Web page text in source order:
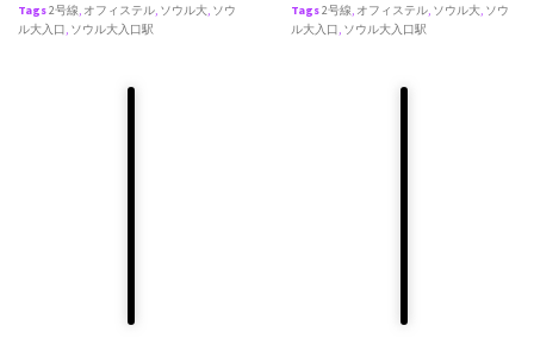
Tags2号線, オフィステル, ソウル大, ソウ
ル大入口, ソウル大入口駅
Tags2号線, オフィステル, ソウル大, ソウ
ル大入口, ソウル大入口駅